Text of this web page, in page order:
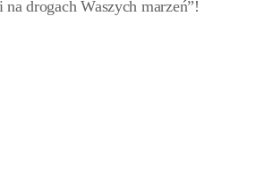
drogach Waszych marzeń”!